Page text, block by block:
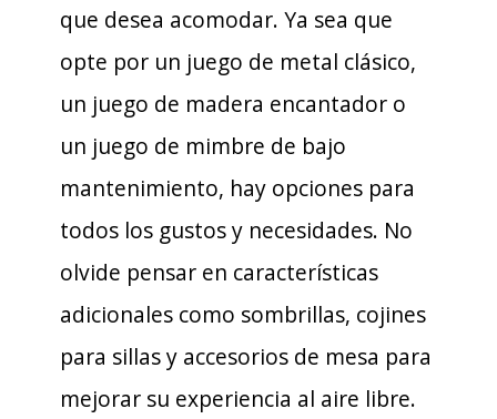
que desea acomodar. Ya sea que
opte por un juego de metal clásico,
un juego de madera encantador o
un juego de mimbre de bajo
mantenimiento, hay opciones para
todos los gustos y necesidades. No
olvide pensar en características
adicionales como sombrillas, cojines
para sillas y accesorios de mesa para
mejorar su experiencia al aire libre.